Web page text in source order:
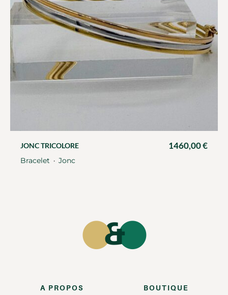
JONC TRICOLORE 1460,00€
Bracelet ・ Jonc
A PROPOS BOUTIQUE